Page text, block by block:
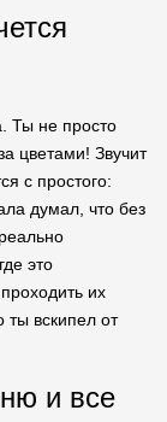
Ты не просто
цветами! Звучит
с простого:
думал, что без
это
их
ты вскипел от
и все